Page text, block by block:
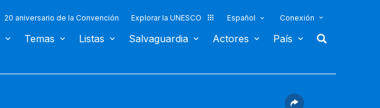
20 aniversario de la Convención Explorar la UNESCO Español Conexión
Temas Listas Salvaguardia Actores País